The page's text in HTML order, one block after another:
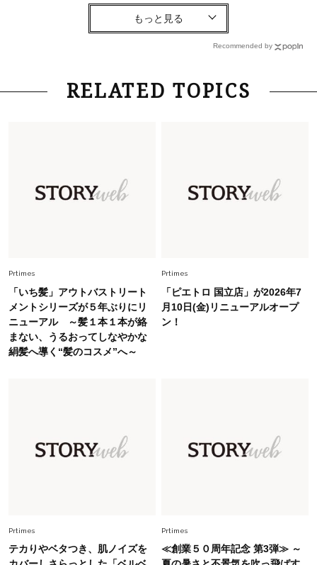
Lifestyle
「お若いですね」は褒め言葉？“若い＝美しい”と
Lifestyle 2026.8.6
26年夏の【開運アクション】は”ひと拭き”習
を育み中「理想の暮らしよりも今の心地よさを選
んだ」
Fashion 2026.7.16
白黒でもこんなに華やぐ！40代、夏の「甘めト
ップス×パンツ」コーデ〈3選〉
Fashion 2026.6.26
今、40代の「メガネ＆サングラス」のトレンド
に更新あり！“黒ぶち以外”が新定番に
Recommended by
RELATED TOPICS
Prtimes
「いち髪」アウトバストリート
メントシリーズが５年ぶりにリ
ニューアル ～髪１本１本が絡
まない、うるおってしなやかな
絹髪へ導く“髪のコスメ”へ～
Prtimes
「ピエトロ 国立店」が2026年7
月10日(金)リニューアルオープ
ン！
Prtimes
テカりやベタつき、肌ノイズを
Prtimes
≪創業５０周年記念 第3弾≫ ～